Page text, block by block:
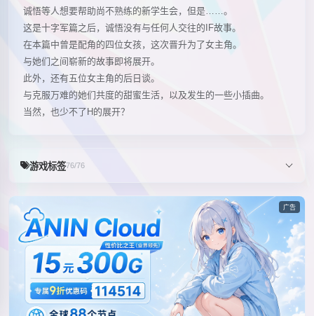
诚悟等人想要帮助尚不熟练的新学生会，但是……。
这是十字军篇之后，诚悟没有与任何人交往的IF故事。
在本篇中曾是配角的四位女孩，这次晋升为了女主角。
与她们之间崭新的故事即将展开。
此外，还有五位女主角的后日谈。
与克服万难的她们共度的甜蜜生活，以及发生的一些小插曲。
当然，也少不了H的展开？
游戏标签76/76
广告